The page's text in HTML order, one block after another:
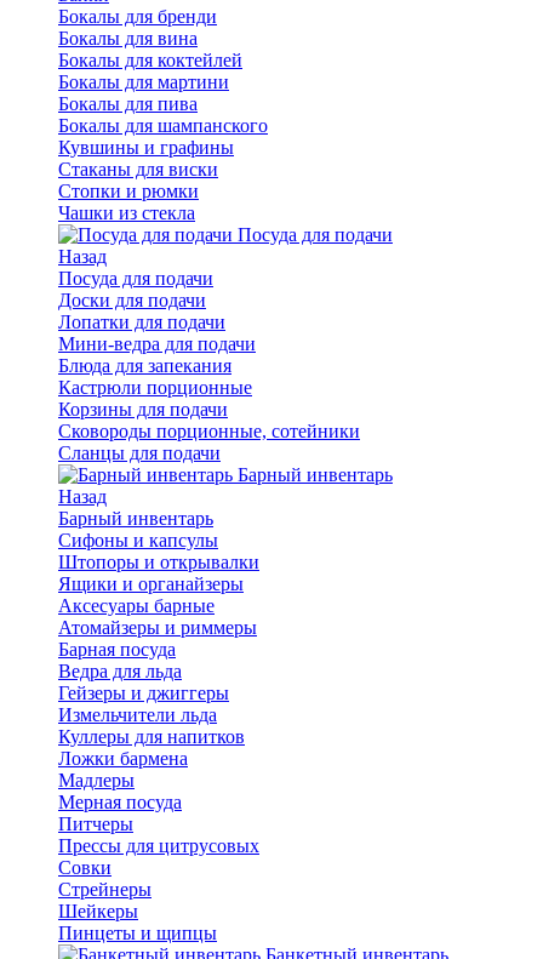
Бокалы для бренди
Бокалы для вина
Бокалы для коктейлей
Бокалы для мартини
Бокалы для пива
Бокалы для шампанского
Кувшины и графины
Стаканы для виски
Стопки и рюмки
Чашки из стекла
Посуда для подачи
Назад
Посуда для подачи
Доски для подачи
Лопатки для подачи
Мини-ведра для подачи
Блюда для запекания
Кастрюли порционные
Корзины для подачи
Сковороды порционные, сотейники
Сланцы для подачи
Барный инвентарь
Назад
Барный инвентарь
Сифоны и капсулы
Штопоры и открывалки
Ящики и органайзеры
Аксесуары барные
Атомайзеры и риммеры
Барная посуда
Ведра для льда
Гейзеры и джиггеры
Измельчители льда
Куллеры для напитков
Ложки бармена
Мадлеры
Мерная посуда
Питчеры
Прессы для цитрусовых
Совки
Стрейнеры
Шейкеры
Пинцеты и щипцы
Банкетный инвентарь